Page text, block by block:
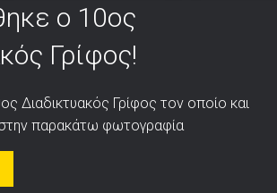
ο 10ος
Γρίφος!
Διαδικτυακός Γρίφος τον οποίο και
παρακάτω φωτογραφία